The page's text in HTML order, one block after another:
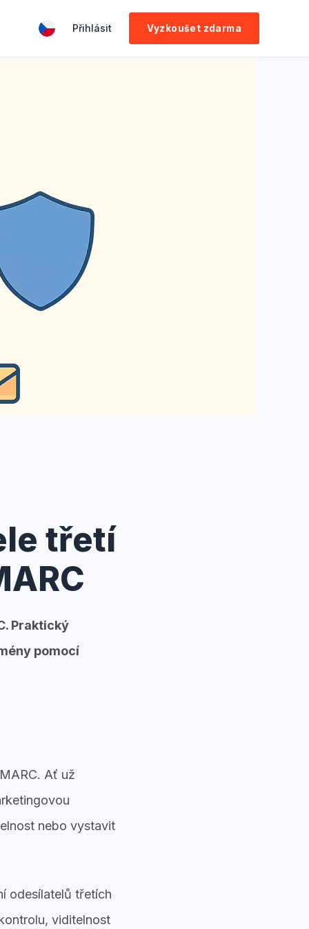
Přihlásit Vyzkoušet zdarma
třetí
Praktický
pomocí
Ať už
nebo vystavit
odesílatelů třetích
viditelnost